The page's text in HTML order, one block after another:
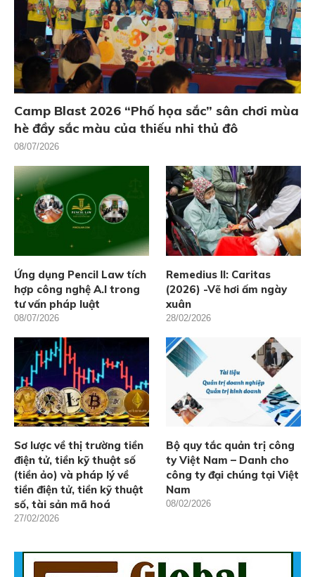
Camp Blast 2026 “Phố họa sắc” sân chơi mùa
hè đầy sắc màu của thiếu nhi thủ đô
08/07/2026
Ứng dụng Pencil Law tích
hợp công nghệ A.I trong
tư vấn pháp luật
08/07/2026
Remedius II: Caritas
(2026) -Vẽ hơi ấm ngày
xuân
28/02/2026
Sơ lược về thị trường tiền
điện tử, tiền kỹ thuật số
(tiền ảo) và pháp lý về
tiền điện tử, tiền kỹ thuật
số, tài sản mã hoá
27/02/2026
Bộ quy tắc quản trị công
ty Việt Nam – Danh cho
công ty đại chúng tại Việt
Nam
08/02/2026